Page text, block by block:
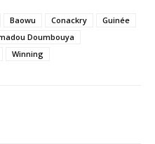
Baowu Conackry
Guinée
Doumbouya
Winning